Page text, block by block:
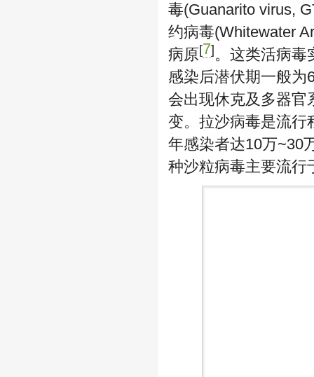
毒(Guanarito virus,
约病毒(Whitewater
病原[7]。这类活病毒
感染后潜伏期一般为
会出现休克及多器官
变。拉沙病毒是流行
年感染者达10万~30
种沙粒病毒主要流行